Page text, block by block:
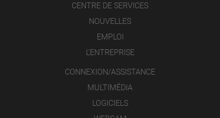
CENTRE DE SERVICES
NOUVELLES
EMPLOI
L’ENTREPRISE
CONNEXION/ASSISTANCE
MULTIMÉDIA
LOGICIELS